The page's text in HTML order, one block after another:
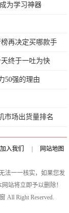
为学习神器
再决定买哪款手
终于一吐为快
50强的理由
市场出货量排名
加入我们
网站地图
法一一核实，如果您发
站将立即予以删除！
All Right Reserved.